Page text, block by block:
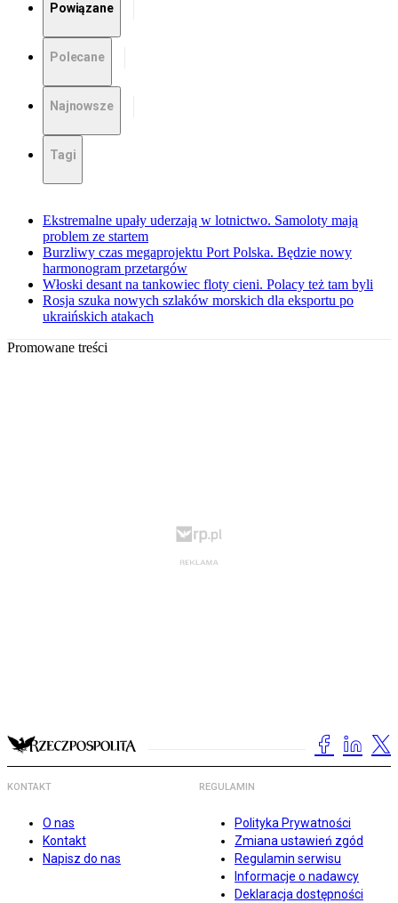
Powiązane
Polecane
Najnowsze
Tagi
Ekstremalne upały uderzają w lotnictwo. Samoloty mają
problem ze startem
Burzliwy czas megaprojektu Port Polska. Będzie nowy
harmonogram przetargów
Włoski desant na tankowiec floty cieni. Polacy też tam byli
Rosja szuka nowych szlaków morskich dla eksportu po
ukraińskich atakach
Promowane treści
KONTAKT
O nas
Kontakt
Napisz do nas
REGULAMIN
Polityka Prywatności
Zmiana ustawień zgód
Regulamin serwisu
Informacje o nadawcy
Deklaracja dostępności